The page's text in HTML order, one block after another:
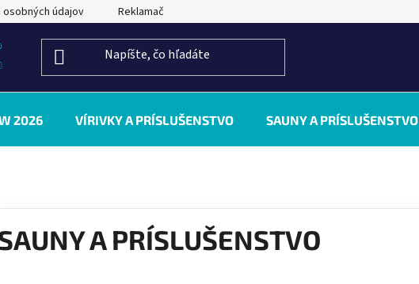
osobných údajov Reklamačný poriadok
2026 VÍRIVKY A PRÍSLUŠENSTVO SAUNY A PRÍSLUŠENSTVO
A PRÍSLUŠENSTVO